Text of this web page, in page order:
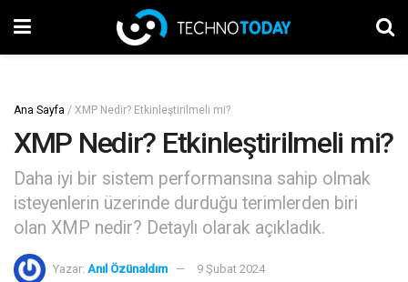
Ana Sayfa / XMP Nedir? Etkinleştirilmeli mi?
XMP Nedir? Etkinleştirilmeli mi?
Daha iyi bir sistem performansına sahip olmak
isteyenlerin üzerinde durduğu terimlerden biri
olan XMP nedir? Detaylı olarak açıkladık.
Yazar: Anıl Özünaldım 9 Şubat 2024